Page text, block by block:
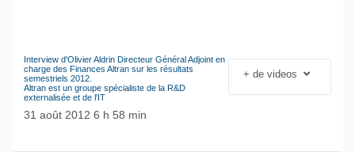
NOW PLAYING
Le séisme industriel
Interview d'Olivier Aldrin Directeur Général Adjoint en
charge des Finances Altran sur les résultats
semestriels 2012.
Altran est un groupe spécialiste de la R&D
externalisée et de l'IT
31 août 2012 6 h 58 min
+ de videos